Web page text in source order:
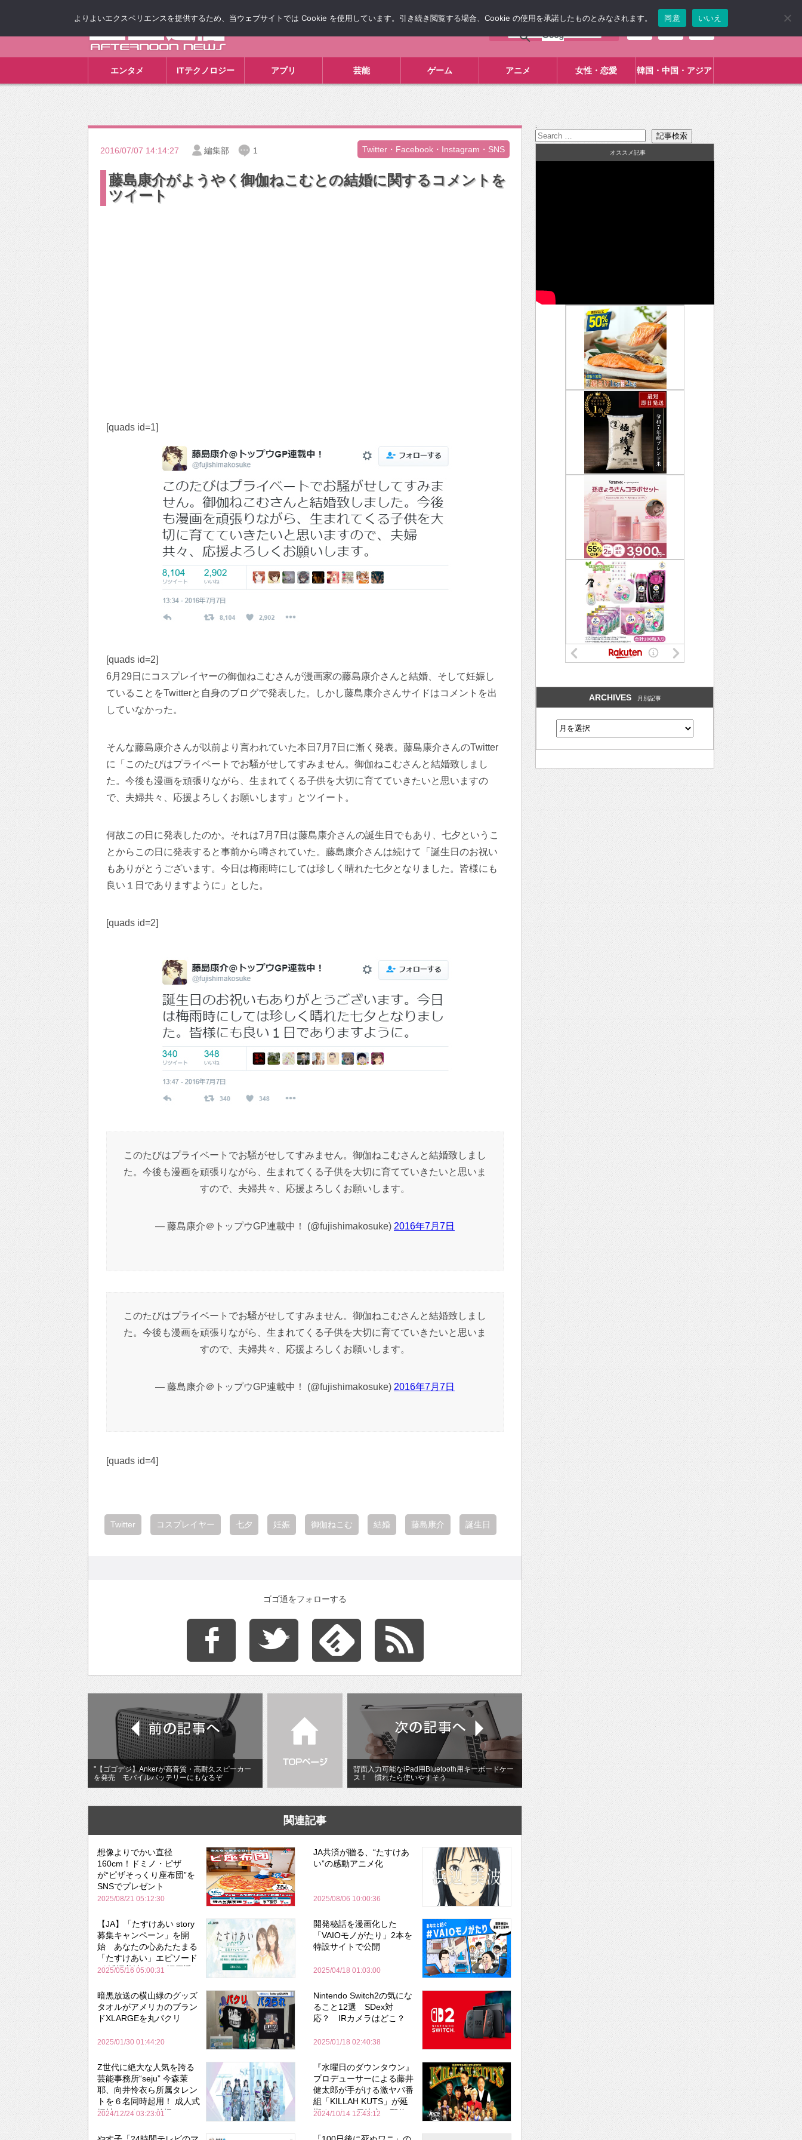
エンタメ ITテクノロジー アプリ 芸能 ゲーム アニメ 女性・恋愛 韓国・中国・アジア
2016/07/07 14:14:27 編集部 1 Twitter・Facebook・Instagram・SNS
藤島康介がようやく御伽ねこむとの結婚に関するコメントを
ツイート
[quads id=1]
[quads id=2]
6月29日にコスプレイヤーの御伽ねこむさんが漫画家の藤島康介さんと結婚、そして妊娠し
ていることをTwitterと自身のブログで発表した。しかし藤島康介さんサイドはコメントを出
していなかった。
そんな藤島康介さんが以前より言われていた本日7月7日に漸く発表。藤島康介さんのTwitter
に「このたびはプライベートでお騒がせしてすみません。御伽ねこむさんと結婚致しまし
た。今後も漫画を頑張りながら、生まれてくる子供を大切に育てていきたいと思いますの
で、夫婦共々、応援よろしくお願いします」とツイート。
何故この日に発表したのか。それは7月7日は藤島康介さんの誕生日でもあり、七夕というこ
とからこの日に発表すると事前から噂されていた。藤島康介さんは続けて「誕生日のお祝い
もありがとうございます。今日は梅雨時にしては珍しく晴れた七夕となりました。皆様にも
良い１日でありますように」とした。
[quads id=2]
このたびはプライベートでお騒がせしてすみません。御伽ねこむさんと結婚致しまし
た。今後も漫画を頑張りながら、生まれてくる子供を大切に育てていきたいと思いま
すので、夫婦共々、応援よろしくお願いします。
— 藤島康介＠トップウGP連載中！ (@fujishimakosuke) 2016年7月7日
このたびはプライベートでお騒がせしてすみません。御伽ねこむさんと結婚致しまし
た。今後も漫画を頑張りながら、生まれてくる子供を大切に育てていきたいと思いま
すので、夫婦共々、応援よろしくお願いします。
— 藤島康介＠トップウGP連載中！ (@fujishimakosuke) 2016年7月7日
[quads id=4]
Twitter コスプレイヤー 七夕 妊娠 御伽ねこむ 結婚 藤島康介 誕生日
ゴゴ通をフォローする
"【ゴゴデジ】Ankerが高音質・高耐久スピーカー
を発売 モバイルバッテリーにもなるぞ
背面入力可能なiPad用Bluetooth用キーボードケー
ス！ 慣れたら使いやすそう
関連記事
想像よりでかい直径
160cm！ドミノ・ピザ
が“ピザそっくり座布団”を
SNSでプレゼント
2025/08/21 05:12:30
JA共済が贈る、“たすけあ
い”の感動アニメ化
2025/08/06 10:00:36
【JA】「たすけあい story
募集キャンペーン」を開
始 あなたの心あたたまる
「たすけあい」エピソード
が 浜辺美波さん＆福原遥さ
2025/05/16 05:00:31
開発秘話を漫画化した
「VAIOモノがたり」2本を
特設サイトで公開
2025/04/18 01:03:00
暗黒放送の横山緑のグッズ
タオルがアメリカのブラン
ドXLARGEを丸パクリ
2025/01/30 01:44:20
Nintendo Switch2の気にな
ること12選 SDex対
応？ IRカメラはどこ？
2025/01/18 02:40:38
Z世代に絶大な人気を誇る
芸能事務所“seju” 今森茉
耶、向井怜衣ら所属タレン
トを６名同時起用！ 成人式
振袖レンタル＆前撮りパッ
公開
2024/12/24 03:23:01
『水曜日のダウンタウン』
プロデューサーによる藤井
健太郎が手がける激ヤバ番
組「KILLAH KUTS」が延
期するも14日決定し配信→
2024/10/14 12:43:12
:
オススメ記事
ARCHIVES 月別記事
よりよいエクスペリエンスを提供するため、当ウェブサイトでは Cookie を使用しています。引き続き閲覧する場合、Cookie の使用を承諾したものとみなされます。 同意 いいえ